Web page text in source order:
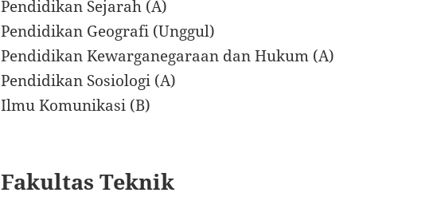
Pendidikan Sejarah (A)
Pendidikan Geografi (Unggul)
Pendidikan Kewarganegaraan dan Hukum (A)
Pendidikan Sosiologi (A)
Ilmu Komunikasi (B)
Fakultas Teknik